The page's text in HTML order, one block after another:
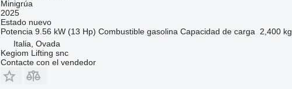
Minigrúa
2025
Estadonuevo
Potencia 9.56 kW (13 Hp) Combustible gasolina Capacidad de carga 2,400 kg
Italia, Ovada
Kegiom Lifting snc
Contacte con el vendedor